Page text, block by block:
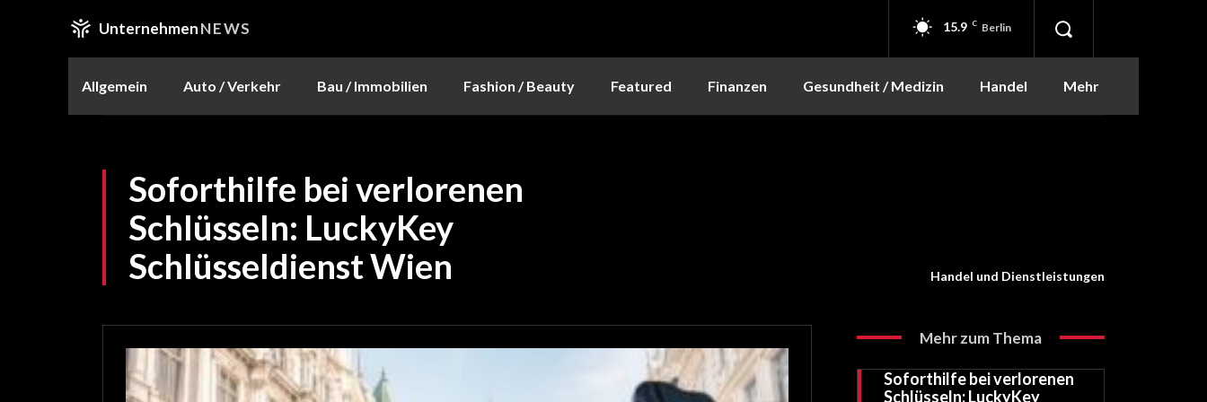
UnternehmenNEWS 15.9 C Berlin
Allgemein Auto / Verkehr Bau / Immobilien Fashion / Beauty Featured Finanzen Gesundheit / Medizin Handel Mehr
Soforthilfe bei verlorenen
Schlüsseln: LuckyKey
Schlüsseldienst Wien
Handel und Dienstleistungen
Mehr zum Thema
Soforthilfe bei verlorenen
Schlüsseln: LuckyKey